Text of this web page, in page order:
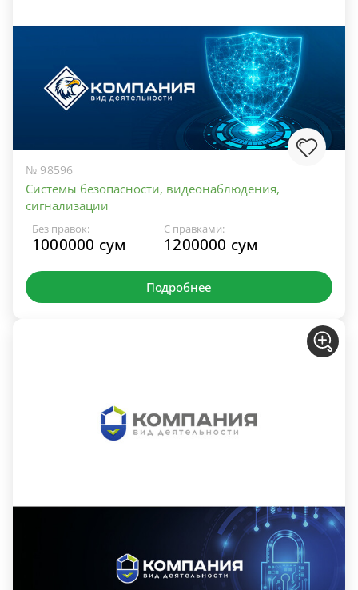
№ 98596
Системы безопасности, видеонаблюдения,
сигнализации
Без правок:
1000000 сум
С правками:
1200000 сум
Подробнее